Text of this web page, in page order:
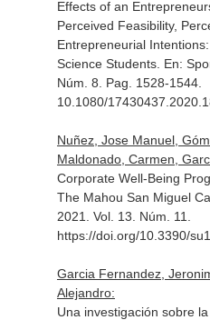
Effects of an
Perceived Feasibility,
Entrepreneurial
Science Students. En:
Núm. 8. Pag. 1528-1544.
10.1080/
Nuñez, Jose Manuel,
Maldonado, Carmen,
Corporate Well-Being
The Mahou San Miguel
2021. Vol. 13. Núm. 11.
https://doi.org/10.3390/
Garcia Fernandez,
Alejandro:
Una investigación sobre